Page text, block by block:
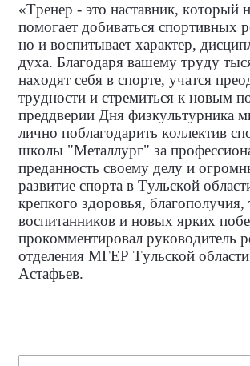
«Тренер - это наставник, который
помогает добиваться спортивных
но и воспитывает характер,
духа. Благодаря вашему труду
находят себя в спорте, учатся
трудности и стремиться к новым
преддверии Дня физкультурника
лично поблагодарить коллектив
школы "Металлург" за
преданность своему делу и
развитие спорта в Тульской
крепкого здоровья, благополучия,
воспитанников и новых ярких
прокомментировал руководитель
отделения МГЕР Тульской
Астафьев.